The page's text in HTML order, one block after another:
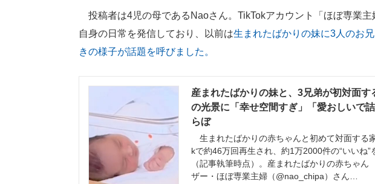
投稿者は4児の母であるNaoさん。TikTokアカウント「ほぼ専業主
自身の日常を発信しており、以前は生まれたばかりの妹に3人のお
きの様子が話題を呼びました。
産まれたばかりの妹と、3兄弟が初対
の光景に「幸せ空間すぎ」「愛おしいで
らぼ
生まれたばかりの赤ちゃんと初めて対面する
kで約46万回再生され、約1万2000件の“いいね
（記事執筆時点）。産まれたばかりの赤ちゃ
ザー・ほぼ専業主婦（@nao_chipa）さん…